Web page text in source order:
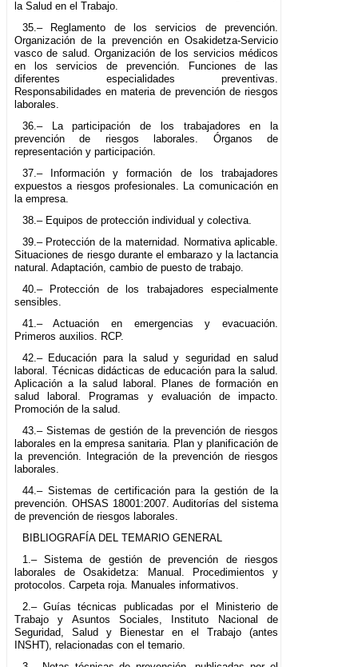
la Salud en el Trabajo.
35.– Reglamento de los servicios de prevención.
Organización de la prevención en Osakidetza-Servicio
vasco de salud. Organización de los servicios médicos
en los servicios de prevención. Funciones de las
diferentes especialidades preventivas.
Responsabilidades en materia de prevención de riesgos
laborales.
36.– La participación de los trabajadores en la
prevención de riesgos laborales. Órganos de
representación y participación.
37.– Información y formación de los trabajadores
expuestos a riesgos profesionales. La comunicación en
la empresa.
38.– Equipos de protección individual y colectiva.
39.– Protección de la maternidad. Normativa aplicable.
Situaciones de riesgo durante el embarazo y la lactancia
natural. Adaptación, cambio de puesto de trabajo.
40.– Protección de los trabajadores especialmente
sensibles.
41.– Actuación en emergencias y evacuación.
Primeros auxilios. RCP.
42.– Educación para la salud y seguridad en salud
laboral. Técnicas didácticas de educación para la salud.
Aplicación a la salud laboral. Planes de formación en
salud laboral. Programas y evaluación de impacto.
Promoción de la salud.
43.– Sistemas de gestión de la prevención de riesgos
laborales en la empresa sanitaria. Plan y planificación de
la prevención. Integración de la prevención de riesgos
laborales.
44.– Sistemas de certificación para la gestión de la
prevención. OHSAS 18001:2007. Auditorías del sistema
de prevención de riesgos laborales.
BIBLIOGRAFÍA DEL TEMARIO GENERAL
1.– Sistema de gestión de prevención de riesgos
laborales de Osakidetza: Manual. Procedimientos y
protocolos. Carpeta roja. Manuales informativos.
2.– Guías técnicas publicadas por el Ministerio de
Trabajo y Asuntos Sociales, Instituto Nacional de
Seguridad, Salud y Bienestar en el Trabajo (antes
INSHT), relacionadas con el temario.